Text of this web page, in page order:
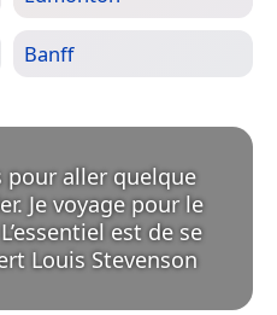
Banff
pour aller quelque
Je voyage pour le
est de se
Louis Stevenson